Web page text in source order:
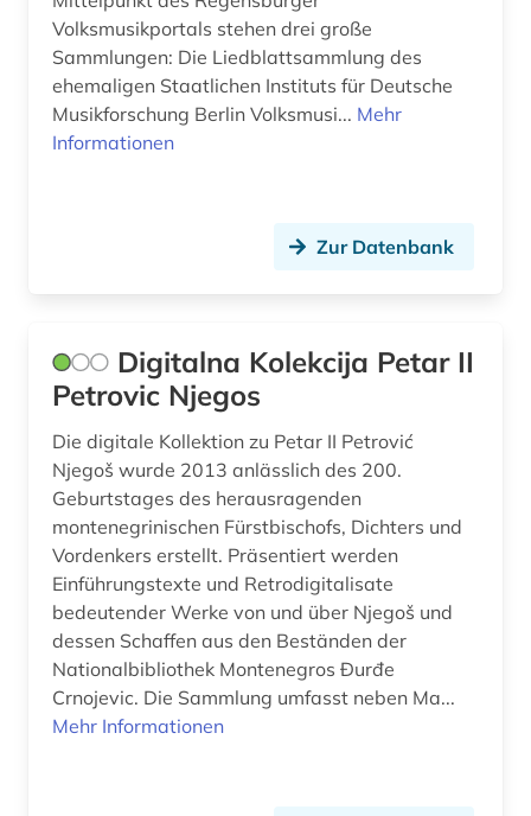
Volksmusikportals stehen drei große
Sammlungen: Die Liedblattsammlung des
ehemaligen Staatlichen Instituts für Deutsche
Musikforschung Berlin Volksmusi... Mehr
Informationen
Zur Datenbank
Digitalna Kolekcija Petar II
Petrovic Njegos
Die digitale Kollektion zu Petar II Petrović
Njegoš wurde 2013 anlässlich des 200.
Geburtstages des herausragenden
montenegrinischen Fürstbischofs, Dichters und
Vordenkers erstellt. Präsentiert werden
Einführungstexte und Retrodigitalisate
bedeutender Werke von und über Njegoš und
dessen Schaffen aus den Beständen der
Nationalbibliothek Montenegros Đurđe
Crnojevic. Die Sammlung umfasst neben Ma...
Mehr Informationen